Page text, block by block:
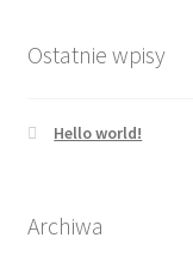
Ostatnie wpisy
Hello world!
Archiwa